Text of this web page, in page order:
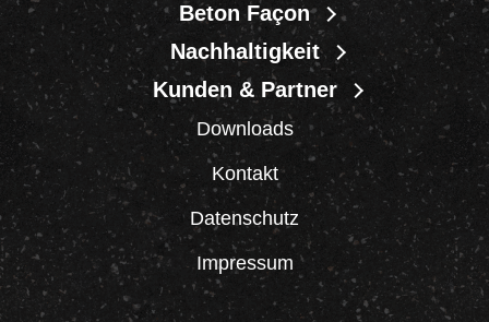
Beton Façon
Nachhaltigkeit
Kunden & Partner
Downloads
Kontakt
Datenschutz
Impressum